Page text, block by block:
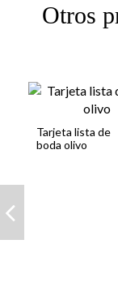
Otros
Tarjeta lista de
boda olivo